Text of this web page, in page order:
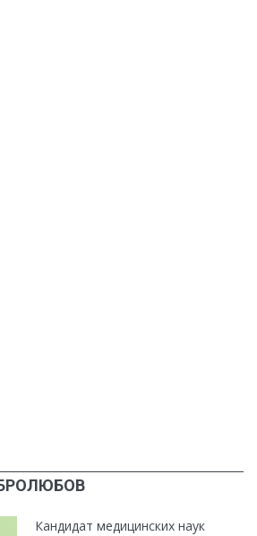
Кандидат медицинских наук